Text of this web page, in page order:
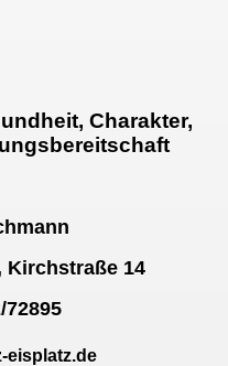
Charakter,
Kirchstraße 14
72895
eisplatz.de